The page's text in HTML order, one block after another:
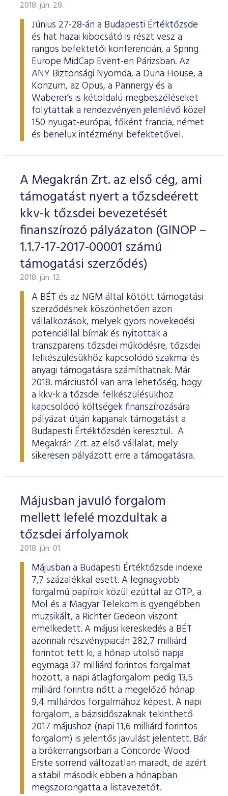
ESG Útmutató
2018. jún. 28.
Június 27-28-án a Budapesti Értéktőzsde
és hat hazai kibocsátó is részt vesz a
rangos befektetői konferencián, a Spring
Europe MidCap Event-en Párizsban. Az
ANY Biztonsági Nyomda, a Duna House, a
Konzum, az Opus, a Pannergy és a
Waberer’s is kétoldalú megbeszéléseket
folytattak a rendezvényen jelenlévő közel
150 nyugat-európai, főként francia, német
és benelux intézményi befektetővel.
A Megakrán Zrt. az első cég, ami
támogatást nyert a tőzsdeérett
kkv-k tőzsdei bevezetését
finanszírozó pályázaton (GINOP –
1.1.7-17-2017-00001 számú
támogatási szerződés)
2018. jún. 12.
A BÉT és az NGM által kötött támogatási
szerződésnek köszönhetően azon
vállalkozások, melyek gyors növekedési
potenciállal bírnak és nyitottak a
transzparens tőzsdei működésre, tőzsdei
felkészülésükhöz kapcsolódó szakmai és
anyagi támogatásra számíthatnak. Már
2018. márciustól van arra lehetőség, hogy
a kkv-k a tőzsdei felkészülésükhöz
kapcsolódó költségek finanszírozására
pályázat útján kapjanak támogatást a
Budapesti Értéktőzsdén keresztül. A
Megakrán Zrt. az első vállalat, mely
sikeresen pályázott erre a támogatásra.
Májusban javuló forgalom
mellett lefelé mozdultak a
tőzsdei árfolyamok
2018. jún. 01.
Májusban a Budapesti Értéktőzsde indexe
7,7 százalékkal esett. A legnagyobb
forgalmú papírok közül ezúttal az OTP, a
Mol és a Magyar Telekom is gyengébben
muzsikált, a Richter Gedeon viszont
emelkedett. A májusi kereskedés a BÉT
azonnali részvénypiacán 282,7 milliárd
forintot tett ki, a hónap utolsó napja
egymaga 37 milliárd forintos forgalmat
hozott, a napi átlagforgalom pedig 13,5
milliárd forintra nőtt a megelőző hónap
9,4 milliárdos forgalmához képest. A napi
forgalom, a bázisidőszaknak tekinthető
2017 májushoz (napi 11,6 milliárd forintos
forgalom) is jelentős javulást jelentett. Bár
a brókerrangsorban a Concorde-Wood-
Erste sorrend változatlan maradt, de azért
a stabil második ebben a hónapban
megszorongatta a listavezetőt.